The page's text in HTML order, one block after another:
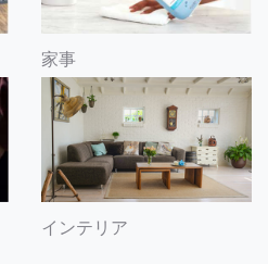
家事
インテリア